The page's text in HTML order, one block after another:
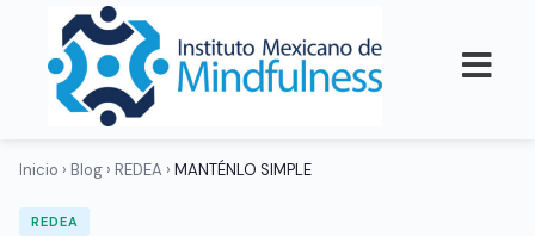
Inicio › Blog › REDEA › MANTÉNLO SIMPLE
REDEA